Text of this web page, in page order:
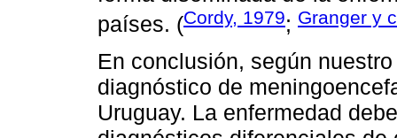
países. (Cordy, 1979; Granger y
En conclusión, según
diagnóstico de
Uruguay. La enfermedad